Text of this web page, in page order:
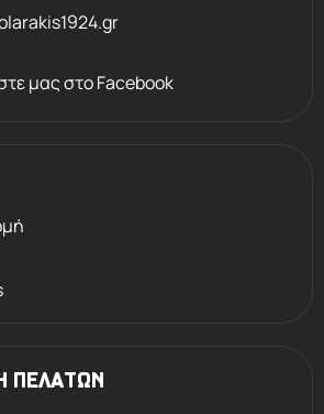
μας στο Facebook
ΠΕΛΑΤΩΝ